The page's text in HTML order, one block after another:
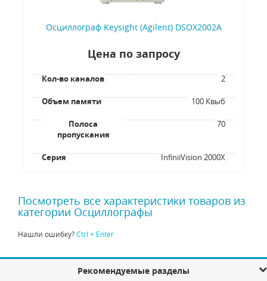
Осциллограф Keysight (Agilent) DSOX2002A
Цена по запросу
Кол-во каналов 2
Объем памяти 100 Квыб
Полоса
пропускания
70
Серия InfiniiVision 2000X
Посмотреть все характеристики товаров из
категории Осциллографы
Нашли ошибку?Ctrl + Enter
Рекомендуемые разделы